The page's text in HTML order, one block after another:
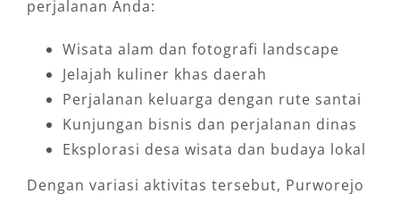
perjalanan Anda:
Wisata alam dan fotografi landscape
Jelajah kuliner khas daerah
Perjalanan keluarga dengan rute santai
Kunjungan bisnis dan perjalanan dinas
Eksplorasi desa wisata dan budaya lokal
Dengan variasi aktivitas tersebut, Purworejo